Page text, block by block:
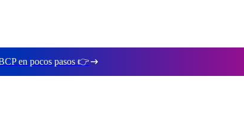
en pocos pasos 👉